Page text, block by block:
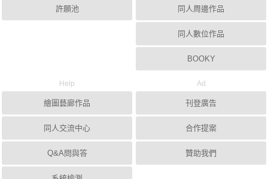
許願池 同人周邊作品
同人數位作品
BOOKY
Help
繪圖藝廊作品
同人交流中心
Q&A問與答
Ad
刊登廣告
合作提案
贊助我們